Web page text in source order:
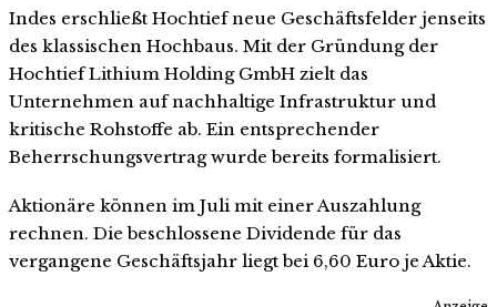
Indes erschließt Hochtief neue Geschäftsfelder jenseits
des klassischen Hochbaus. Mit der Gründung der
Hochtief Lithium Holding GmbH zielt das
Unternehmen auf nachhaltige Infrastruktur und
kritische Rohstoffe ab. Ein entsprechender
Beherrschungsvertrag wurde bereits formalisiert.
Aktionäre können im Juli mit einer Auszahlung
rechnen. Die beschlossene Dividende für das
vergangene Geschäftsjahr liegt bei 6,60 Euro je Aktie.